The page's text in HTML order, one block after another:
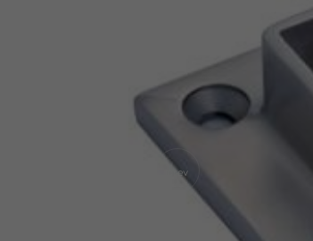
prev